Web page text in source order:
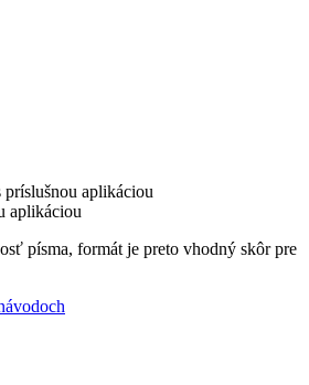
príslušnou aplikáciou
aplikáciou
písma, formát je preto vhodný skôr pre